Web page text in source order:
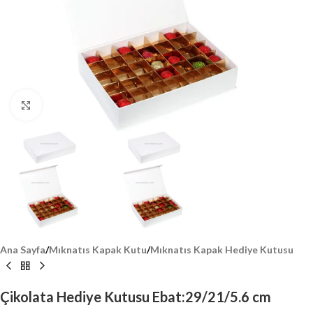
Click to enlarge
Ana Sayfa/Mıknatıs Kapak Kutu/Mıknatıs Kapak Hediye Kutusu
Çikolata Hediye Kutusu Ebat:29/21/5.6 cm